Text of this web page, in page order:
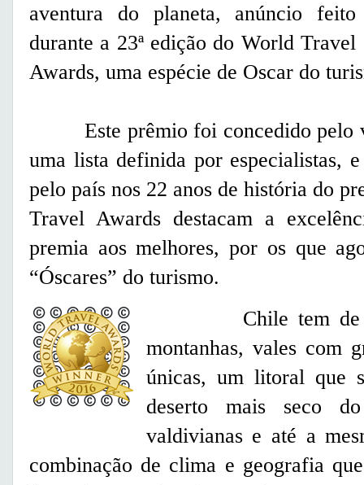
aventura do planeta, anúncio feito
durante a 23ª edição do World Travel
Awards, uma espécie de Oscar do
Este prêmio foi concedido
uma lista definida por especialistas,
pelo país nos 22 anos de história do
Travel Awards destacam a
premia aos melhores, por os que
“Óscares” do turismo.
Chile tem de
montanhas, vales com
únicas, um litoral que
deserto mais seco
valdivianas e até a
combinação de clima e geografia